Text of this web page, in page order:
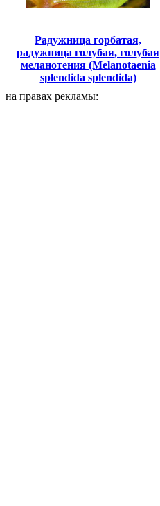
Радужница горбатая,
радужница голубая, голубая
меланотения (Melanotaenia
splendida splendida)
на правах рекламы: